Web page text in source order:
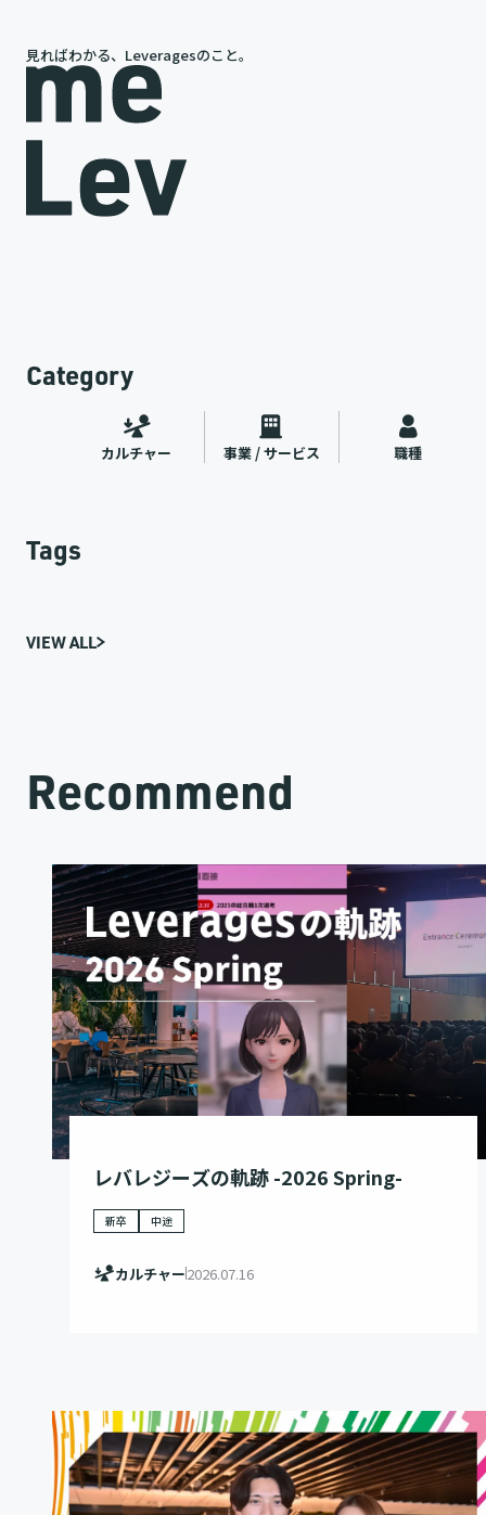
見ればわかる、Leveragesのこと。
槻が語る、レバレジーズの今と未来
代表インタビュー
2026.07.09
Category
カルチャー 事業 / サービス 職種
Tags
VIEW ALL
Recommend
レバレジーズの軌跡 -2026 Spring-
新卒 中途
カルチャー2026.07.16